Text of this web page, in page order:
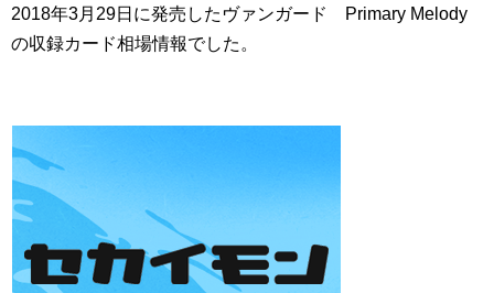
2018年3月29日に発売したヴァンガード Primary Melody
の収録カード相場情報でした。